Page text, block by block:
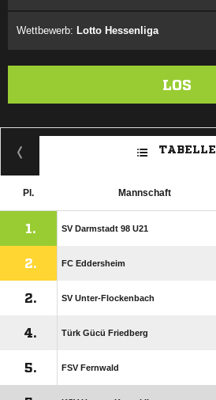
Wettbewerb: Lotto Hessenliga
LOS
TABELLE
Pl. Mannschaft
1. SV Darmstadt 98 U21
2. FC Eddersheim
2. SV Unter-Flockenbach
4. Türk Gücü Friedberg
5. FSV Fernwald